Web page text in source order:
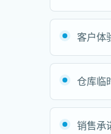
客户体
仓库临
销售承